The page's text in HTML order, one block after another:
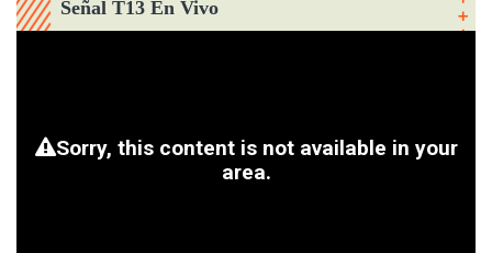
Señal T13 En Vivo